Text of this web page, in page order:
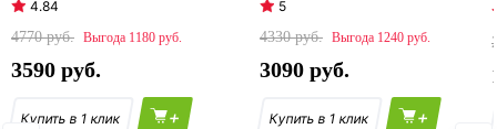
4.84
4770
1180
3590
+
5
4330
1240
3090
+